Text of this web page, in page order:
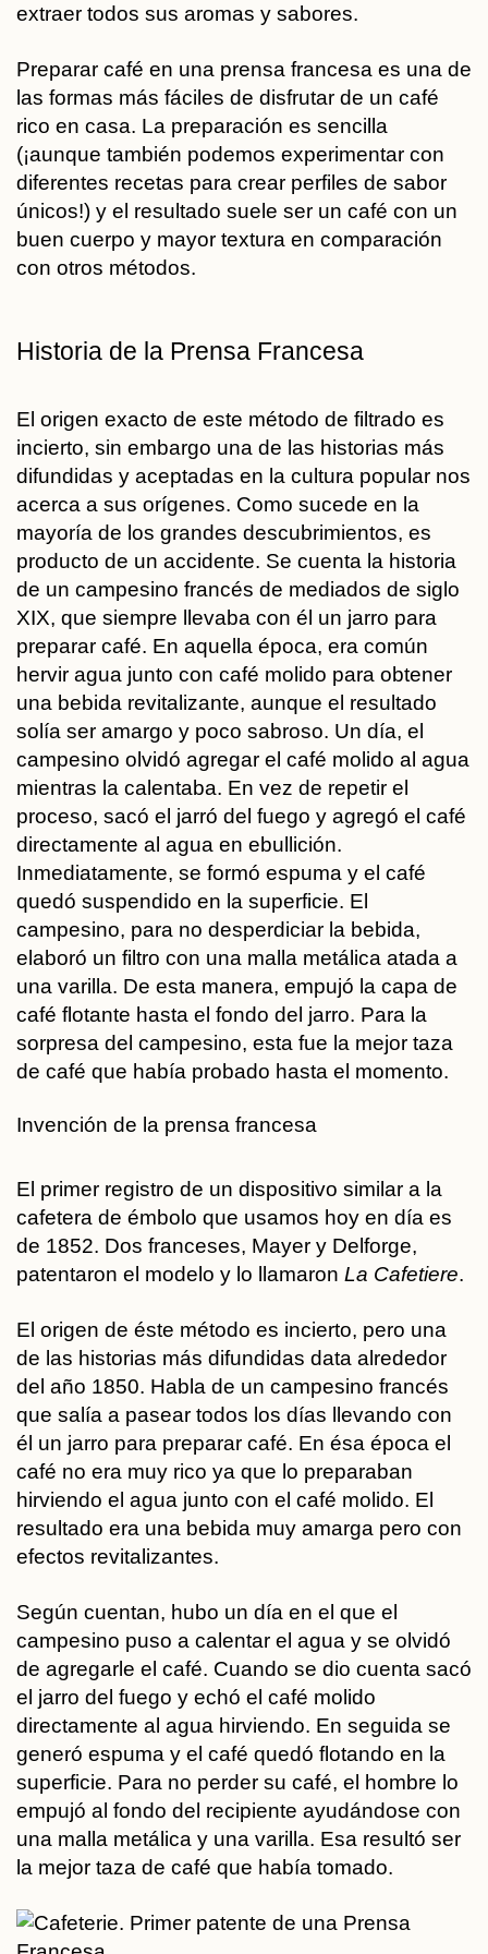
extraer todos sus aromas y sabores.
Preparar café en una prensa francesa es una de
las formas más fáciles de disfrutar de un café
rico en casa. La preparación es sencilla
(¡aunque también podemos experimentar con
diferentes recetas para crear perfiles de sabor
únicos!) y el resultado suele ser un café con un
buen cuerpo y mayor textura en comparación
con otros métodos.
Historia de la Prensa Francesa
El origen exacto de este método de filtrado es
incierto, sin embargo una de las historias más
difundidas y aceptadas en la cultura popular nos
acerca a sus orígenes. Como sucede en la
mayoría de los grandes descubrimientos, es
producto de un accidente. Se cuenta la historia
de un campesino francés de mediados de siglo
XIX, que siempre llevaba con él un jarro para
preparar café. En aquella época, era común
hervir agua junto con café molido para obtener
una bebida revitalizante, aunque el resultado
solía ser amargo y poco sabroso. Un día, el
campesino olvidó agregar el café molido al agua
mientras la calentaba. En vez de repetir el
proceso, sacó el jarró del fuego y agregó el café
directamente al agua en ebullición.
Inmediatamente, se formó espuma y el café
quedó suspendido en la superficie. El
campesino, para no desperdiciar la bebida,
elaboró un filtro con una malla metálica atada a
una varilla. De esta manera, empujó la capa de
café flotante hasta el fondo del jarro. Para la
sorpresa del campesino, esta fue la mejor taza
de café que había probado hasta el momento.
Invención de la prensa francesa
El primer registro de un dispositivo similar a la
cafetera de émbolo que usamos hoy en día es
de 1852. Dos franceses, Mayer y Delforge,
patentaron el modelo y lo llamaron La Cafetiere.
El origen de éste método es incierto, pero una
de las historias más difundidas data alrededor
del año 1850. Habla de un campesino francés
que salía a pasear todos los días llevando con
él un jarro para preparar café. En ésa época el
café no era muy rico ya que lo preparaban
hirviendo el agua junto con el café molido. El
resultado era una bebida muy amarga pero con
efectos revitalizantes.
Según cuentan, hubo un día en el que el
campesino puso a calentar el agua y se olvidó
de agregarle el café. Cuando se dio cuenta sacó
el jarro del fuego y echó el café molido
directamente al agua hirviendo. En seguida se
generó espuma y el café quedó flotando en la
superficie. Para no perder su café, el hombre lo
empujó al fondo del recipiente ayudándose con
una malla metálica y una varilla. Esa resultó ser
la mejor taza de café que había tomado.